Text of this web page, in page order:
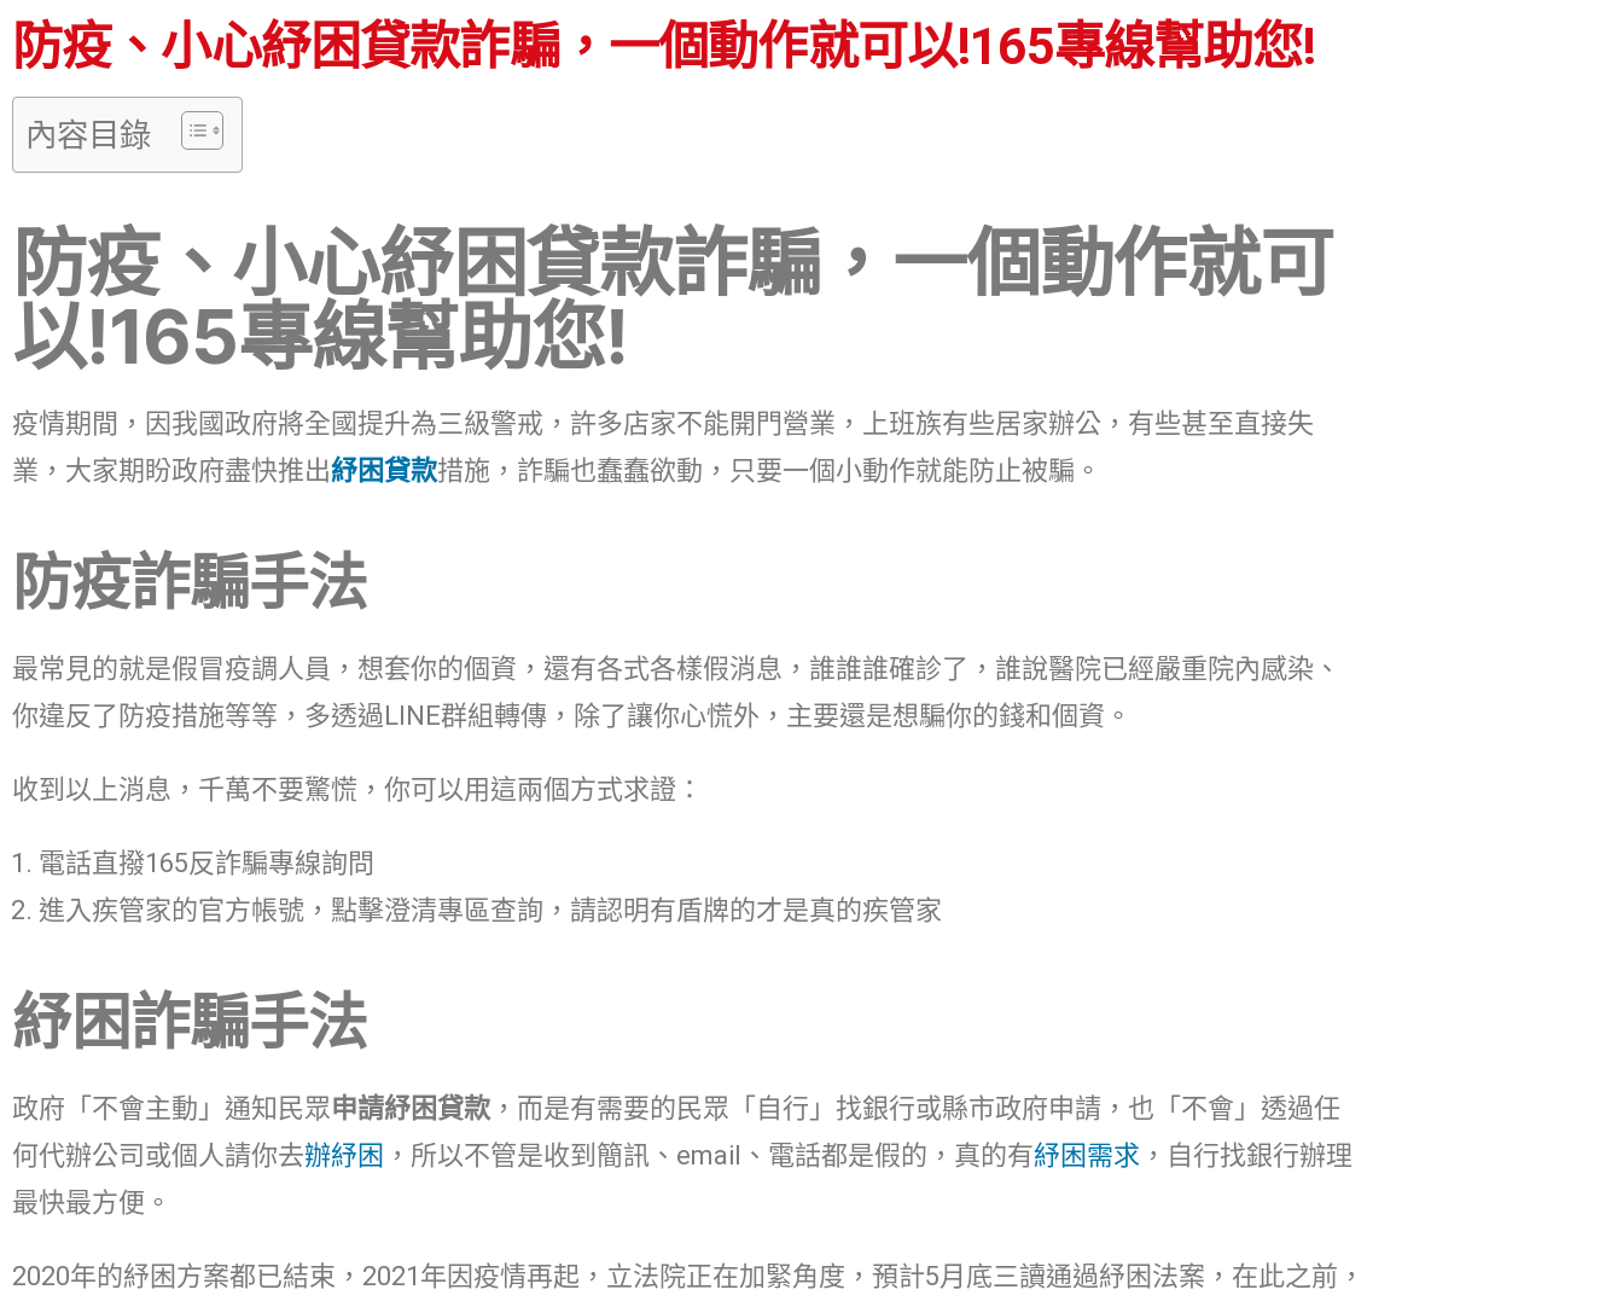
防疫、小心紓困貸款詐騙，一個動作就可以!165專線幫助您!
內容目錄
防疫、小心紓困貸款詐騙，一個動作就可
以!165專線幫助您!
疫情期間，因我國政府將全國提升為三級警戒，許多店家不能開門營業，上班族有些居家辦公，有些甚至直接失
業，大家期盼政府盡快推出紓困貸款措施，詐騙也蠢蠢欲動，只要一個小動作就能防止被騙。
防疫詐騙手法
最常見的就是假冒疫調人員，想套你的個資，還有各式各樣假消息，誰誰誰確診了，誰說醫院已經嚴重院內感染、
你違反了防疫措施等等，多透過LINE群組轉傳，除了讓你心慌外，主要還是想騙你的錢和個資。
收到以上消息，千萬不要驚慌，你可以用這兩個方式求證：
電話直撥165反詐騙專線詢問
進入疾管家的官方帳號，點擊澄清專區查詢，請認明有盾牌的才是真的疾管家
紓困詐騙手法
政府「不會主動」通知民眾申請紓困貸款 ，而是有需要的民眾「自行」找銀行或縣市政府申請，也「不會」透過任
何代辦公司或個人請你去辦紓困 ，所以不管是收到簡訊、email、電話都是假的，真的有紓困需求 ，自行找銀行辦理
最快最方便。
2020年的紓困方案都已結束，2021年因疫情再起，立法院正在加緊角度，預計5月底三讀通過紓困法案，在此之前，